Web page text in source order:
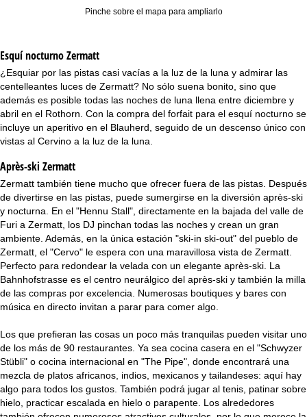
Pinche sobre el mapa para ampliarlo
Esquí nocturnoZermatt
¿Esquiar por las pistas casi vacías a la luz de la luna y admirar las
centelleantes luces de Zermatt? No sólo suena bonito, sino que
además es posible todas las noches de luna llena entre diciembre y
abril en el Rothorn. Con la compra del forfait para el esquí nocturno se
incluye un aperitivo en el Blauherd, seguido de un descenso único con
vistas al Cervino a la luz de la luna.
Après-ski Zermatt
Zermatt también tiene mucho que ofrecer fuera de las pistas. Después
de divertirse en las pistas, puede sumergirse en la diversión après-ski
y nocturna. En el "Hennu Stall", directamente en la bajada del valle de
Furi a Zermatt, los DJ pinchan todas las noches y crean un gran
ambiente. Además, en la única estación "ski-in ski-out" del pueblo de
Zermatt, el "Cervo" le espera con una maravillosa vista de Zermatt.
Perfecto para redondear la velada con un elegante après-ski. La
Bahnhofstrasse es el centro neurálgico del après-ski y también la milla
de las compras por excelencia. Numerosas boutiques y bares con
música en directo invitan a parar para comer algo.
Los que prefieran las cosas un poco más tranquilas pueden visitar uno
de los más de 90 restaurantes. Ya sea cocina casera en el "Schwyzer
Stübli" o cocina internacional en "The Pipe", donde encontrará una
mezcla de platos africanos, indios, mexicanos y tailandeses: aquí hay
algo para todos los gustos. También podrá jugar al tenis, patinar sobre
hielo, practicar escalada en hielo o parapente. Los alrededores